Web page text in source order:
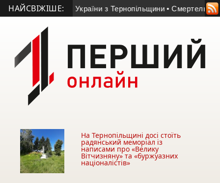
НАЙСВІЖІШЕ:
Героя України з Тернопільщини • Смертельна ДТП
На Тернопільщині досі стоїть
радянський меморіал із
написами про «Велику
Вітчизняну» та «буржуазних
націоналістів»